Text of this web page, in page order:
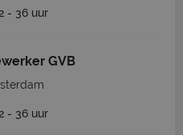
- 36 uur
GVB
- 36 uur